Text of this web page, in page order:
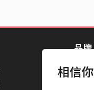
相信
品牌